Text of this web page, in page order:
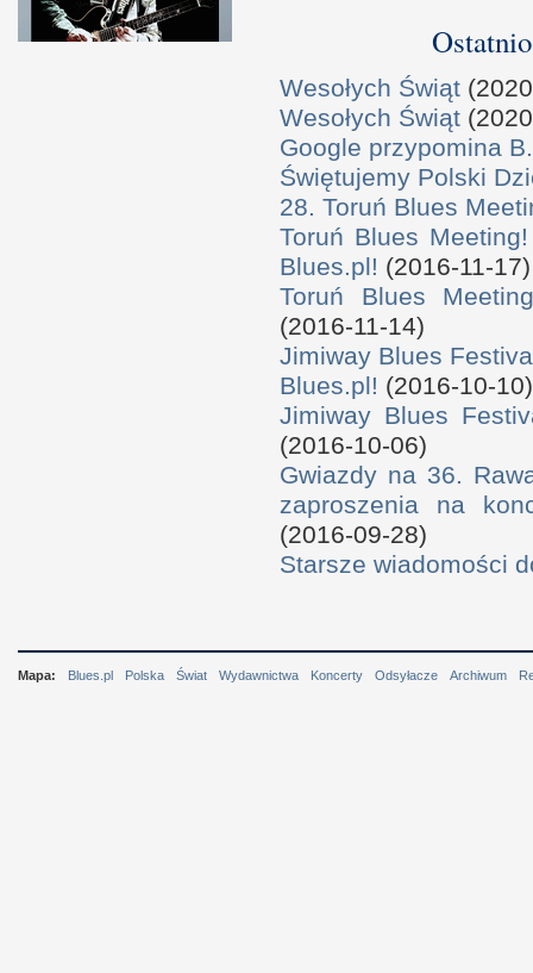
Wesołych Świąt
Wesołych Świąt
Google przypomina
Świętujemy Polski
28. Toruń Blues
Toruń Blues
Blues.pl! (2016-11-17)
Toruń Blues
(2016-11-14)
Jimiway Blues
Blues.pl! (2016-10-10)
Jimiway Blues
(2016-10-06)
Gwiazdy na 36.
zaproszenia na
(2016-09-28)
Starsze wiadomości
Mapa: Blues.pl Polska Świat Wydawnictwa Koncerty Odsyłacze Archiwum